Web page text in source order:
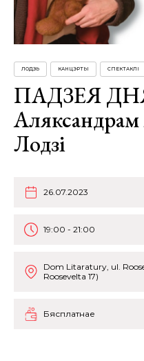
ЛОДЗЬ КАНЦЭРТЫ СПЕКТАКЛІ
ПАДЗЕЯ
Лодзі
26.07.2023
19:00 - 21:00
Dom Litaratury, ul.
Roosevelta 17)
Бясплатнае